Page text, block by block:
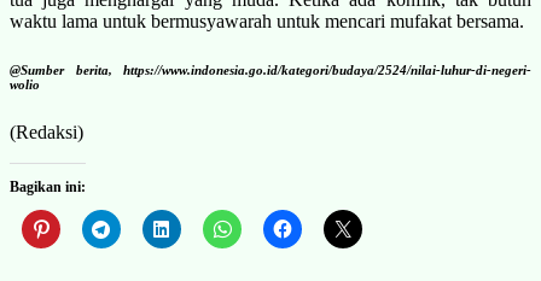
waktu lama untuk bermusyawarah untuk mencari mufakat bersama.
@Sumber berita, https://www.indonesia.go.id/kategori/budaya/2524/nilai-luhur-di-negeri-
wolio
(Redaksi)
Bagikan ini: